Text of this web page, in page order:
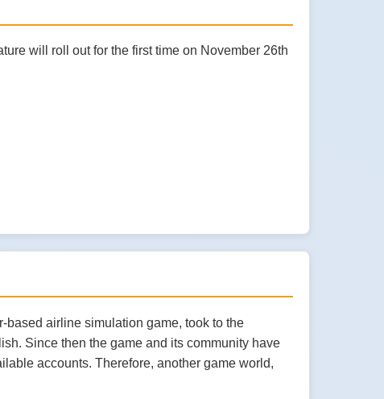
will roll out for the first time on November 26th
based airline simulation game, took to the
Since then the game and its community have
accounts. Therefore, another game world,